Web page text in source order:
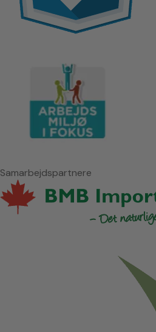
Samarbejdspartnere